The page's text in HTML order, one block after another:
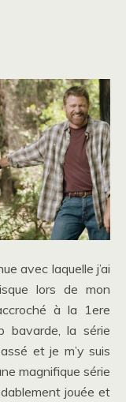
avec laquelle j’ai
lors de mon
à la 1ere
bavarde, la série
et je m’y suis
magnifique série
jouée et